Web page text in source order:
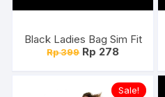
Black Ladies Bag Sim Fit
Rp399 Harga
aslinya
Rp 399.
Rp 278Harga
adalah:
Rp 278.
Sale!